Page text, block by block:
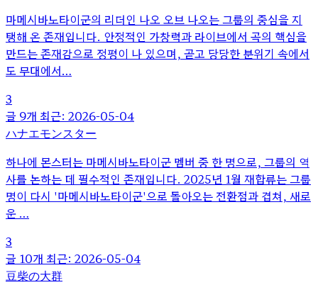
마메시바노타이군의 리더인 나오 오브 나오는 그룹의 중심을 지
탱해 온 존재입니다. 안정적인 가창력과 라이브에서 곡의 핵심을
만드는 존재감으로 정평이 나 있으며, 곧고 당당한 분위기 속에서
도 무대에서…
3
글 9개 최근: 2026-05-04
ハナエモンスター
하나에 몬스터는 마메시바노타이군 멤버 중 한 명으로, 그룹의 역
사를 논하는 데 필수적인 존재입니다. 2025년 1월 재합류는 그룹
명이 다시 '마메시바노타이군'으로 돌아오는 전환점과 겹쳐, 새로
운 …
3
글 10개 최근: 2026-05-04
豆柴の大群